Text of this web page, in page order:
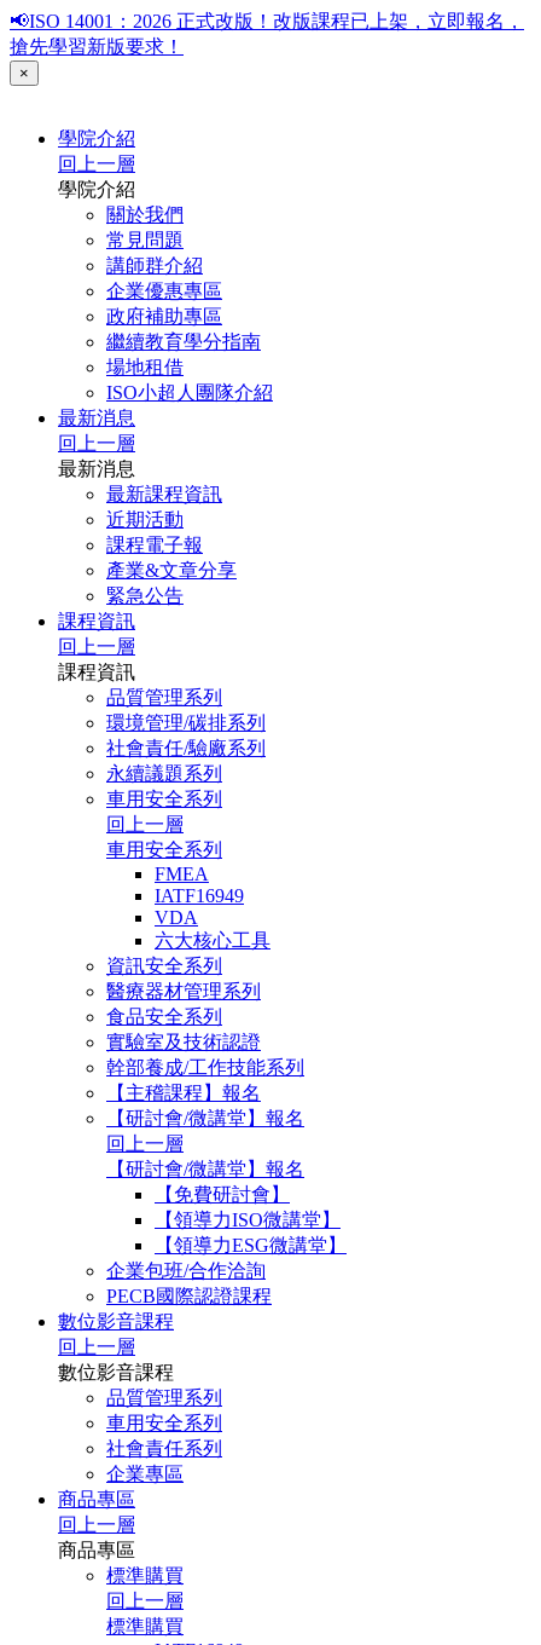
📢ISO 14001：2026 正式改版！改版課程已上架，立即報名，
搶先學習新版要求！
×
學院介紹
回上一層
學院介紹
關於我們
常見問題
講師群介紹
企業優惠專區
政府補助專區
繼續教育學分指南
場地租借
ISO小超人團隊介紹
最新消息
回上一層
最新消息
最新課程資訊
近期活動
課程電子報
產業&文章分享
緊急公告
課程資訊
回上一層
課程資訊
品質管理系列
環境管理/碳排系列
社會責任/驗廠系列
永續議題系列
車用安全系列
回上一層
車用安全系列
FMEA
IATF16949
VDA
六大核心工具
資訊安全系列
醫療器材管理系列
食品安全系列
實驗室及技術認證
幹部養成/工作技能系列
【主稽課程】報名
【研討會/微講堂】報名
回上一層
【研討會/微講堂】報名
【免費研討會】
【領導力ISO微講堂】
【領導力ESG微講堂】
企業包班/合作洽詢
PECB國際認證課程
數位影音課程
回上一層
數位影音課程
品質管理系列
車用安全系列
社會責任系列
企業專區
商品專區
回上一層
商品專區
標準購買
回上一層
標準購買